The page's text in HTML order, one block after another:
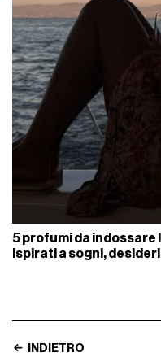
5 profumi da indossare
ispirati a sogni,
INDIETRO